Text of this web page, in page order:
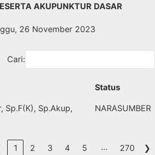
AKUPUNKTUR DASAR
26 November 2023
Cari:
Status
Sp.F(K), Sp.Akup,
NARASUMBER
1 2 3 4 5 … 270 ❯